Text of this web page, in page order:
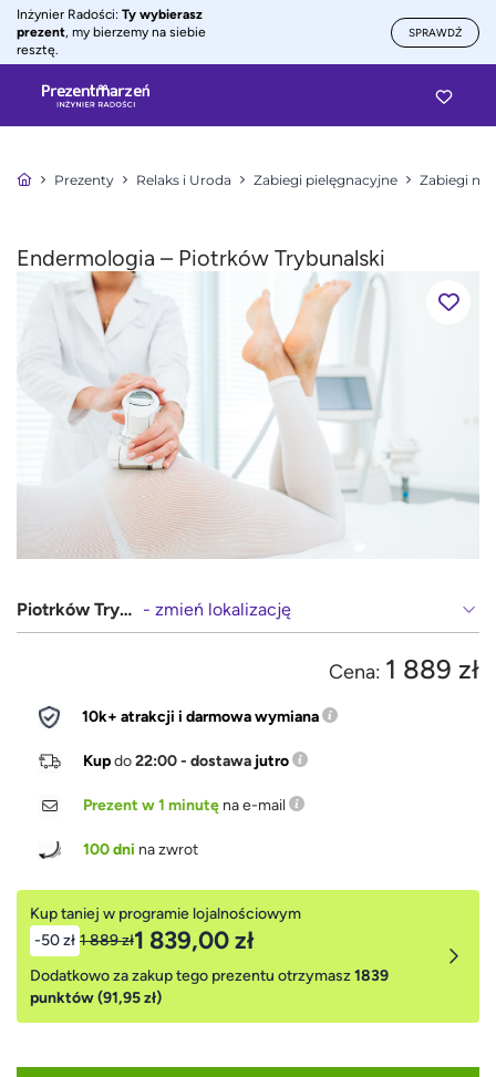
Inżynier Radości: Ty wybierasz
prezent, my bierzemy na siebie
resztę.
SPRAWDŹ
Prezenty Relaks i Uroda Zabiegi pielęgnacyjne Zabiegi na
Endermologia – Piotrków Trybunalski
Piotrków Trybunalski - zmień lokalizację
Cena: 1 889 zł
10k+ atrakcji i darmowa wymiana
Kupdo22:00 - dostawa jutro
Prezent w 1 minutę na e-mail
100 dni na zwrot
Kup taniej w programie lojalnościowym
-50 zł 1 889 zł1 839,00 zł
Dodatkowo za zakup tego prezentu otrzymasz1839
punktów (91,95 zł)